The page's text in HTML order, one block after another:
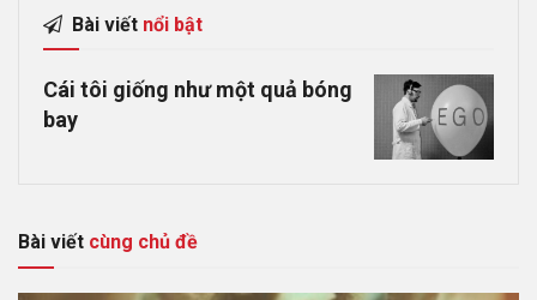
Bài viết nổi bật
Cái tôi giống như một quả bóng
bay
Bài viết cùng chủ đề